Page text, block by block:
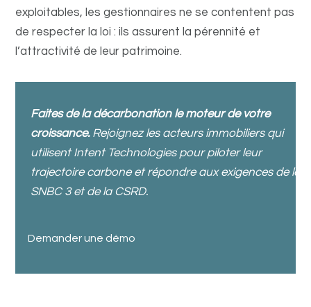
exploitables, les gestionnaires ne se contentent pas
de respecter la loi : ils assurent la pérennité et
l’attractivité de leur patrimoine.
Faites de la décarbonation le moteur de votre
croissance.Rejoignez les acteurs immobiliers qui
utilisent Intent Technologies pour piloter leur
trajectoire carbone et répondre aux exigences de la
SNBC 3 et de la CSRD.
Demander une démo